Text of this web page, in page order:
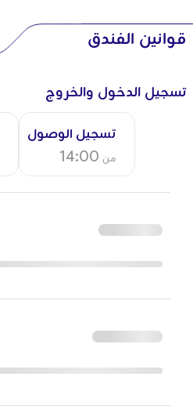
قوانين الفندق
تسجيل الدخول والخروج
تسجيل الوصول
من